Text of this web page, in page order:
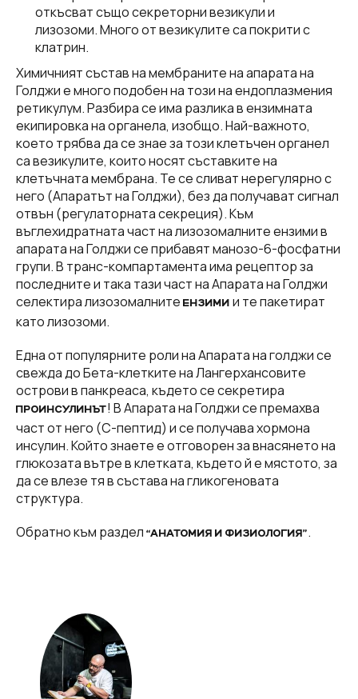
откъсват също секреторни везикули и
лизозоми. Много от везикулите са покрити с
клатрин.
Химичният състав на мембраните на апарата на
Голджи е много подобен на този на ендоплазмения
ретикулум. Разбира се има разлика в ензимната
екипировка на органела, изобщо. Най-важното,
което трябва да се знае за този клетъчен органел
са везикулите, които носят съставките на
клетъчната мембрана. Те се сливат нерегулярно с
него (Апаратът на Голджи), без да получават сигнал
отвън (регулаторната секреция). Към
въглехидратната част на лизозомалните ензими в
апарата на Голджи се прибавят манозо-6-фосфатни
групи. В транс-компартамента има рецептор за
последните и така тази част на Апарата на Голджи
селектира лизозомалните ЕНЗИМИ и те пакетират
като лизозоми.
Една от популярните роли на Апарата на голджи се
свежда до Бета-клетките на Лангерхансовите
острови в панкреаса, където се секретира
ПРОИНСУЛИНЪТ ! В Апарата на Голджи се премахва
част от него (С-пептид) и се получава хормона
инсулин. Който знаете е отговорен за внасянето на
глюкозата вътре в клетката, където й е мястото, за
да се влезе тя в състава на гликогеновата
структура.
Обратно към раздел “АНАТОМИЯ И ФИЗИОЛОГИЯ”.